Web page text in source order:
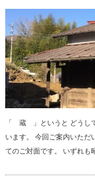
「 蔵 」というと どうし
います。 今回ご案内いた
てのご対面です。 いずれ